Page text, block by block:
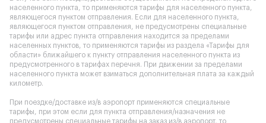
населенного пункта, то применяются тарифы для населенного пункта,
являющегося пунктом отправления. Если для населенного пункта,
являющегося пунктом отправления, не предусмотрены специальные
тарифы или адрес пункта отправления находится за пределами
населенных пунктов, то применяются тарифы из раздела «Тарифы для
области» ближайшего к пункту отправления населенного пункта из
предусмотренного в тарифах перечня. При движении за пределами
населенного пункта может взиматься дополнительная плата за каждый
километр.
При поездке/доставке из/в аэропорт применяются специальные
тарифы, при этом если для пункта отправления/назначения не
предусмотрены специальные тарифы на заказ из/в аэропорт, то